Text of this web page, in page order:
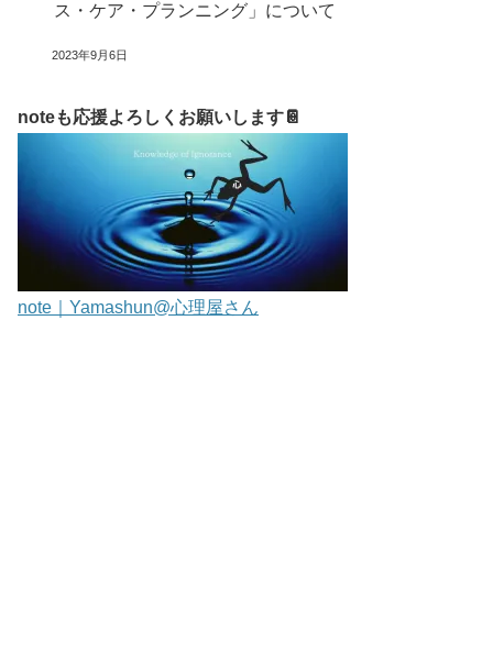
ス・ケア・プランニング」について
2023年9月6日
noteも応援よろしくお願いします📔
note｜Yamashun@心理屋さん